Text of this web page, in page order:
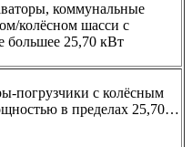
коммунальные
колёсном шасси с
большее 25,70 кВт
погрузчики с колёсным
в пределах 25,70…